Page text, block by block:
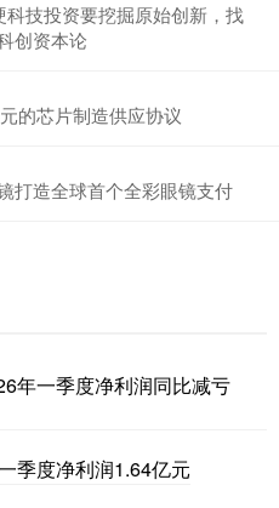
技投资要挖掘原始创新，找
创资本论
的芯片制造供应协议
打造全球首个全彩眼镜支付
年一季度净利润同比减亏
季度净利润1.64亿元